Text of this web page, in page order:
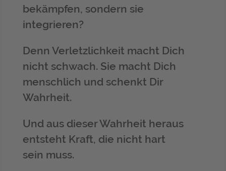
bekämpfen, sondern sie
integrieren?
Denn Verletzlichkeit macht Dich
nicht schwach. Sie macht Dich
menschlich und schenkt Dir
Wahrheit.
Und aus dieser Wahrheit heraus
entsteht Kraft, die nicht hart
sein muss.